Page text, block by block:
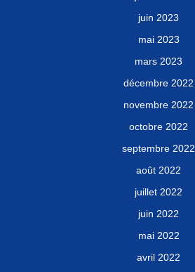
juin 2023
mai 2023
mars 2023
décembre 2022
novembre 2022
octobre 2022
septembre 2022
août 2022
juillet 2022
juin 2022
mai 2022
avril 2022